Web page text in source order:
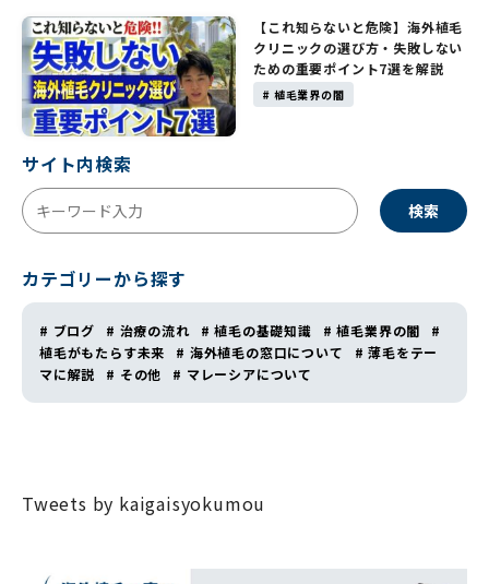
# 植毛業界の闇
【これ知らないと危険】海外植毛
クリニックの選び方・失敗しない
ための重要ポイント7選を解説
サイト内検索
検索
カテゴリーから探す
# ブログ # 治療の流れ # 植毛の基礎知識 # 植毛業界の闇
#
植毛がもたらす未来
# 海外植毛の窓口について
# 薄毛をテー
マに解説
# その他 # マレーシアについて
Tweets by kaigaisyokumou